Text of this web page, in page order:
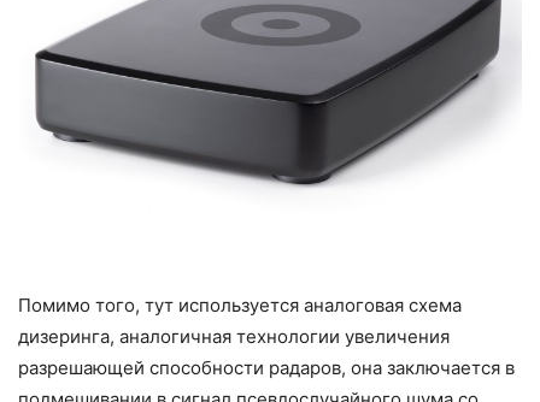
Помимо того, тут используется аналоговая схема
дизеринга, аналогичная технологии увеличения
разрешающей способности радаров, она заключается в